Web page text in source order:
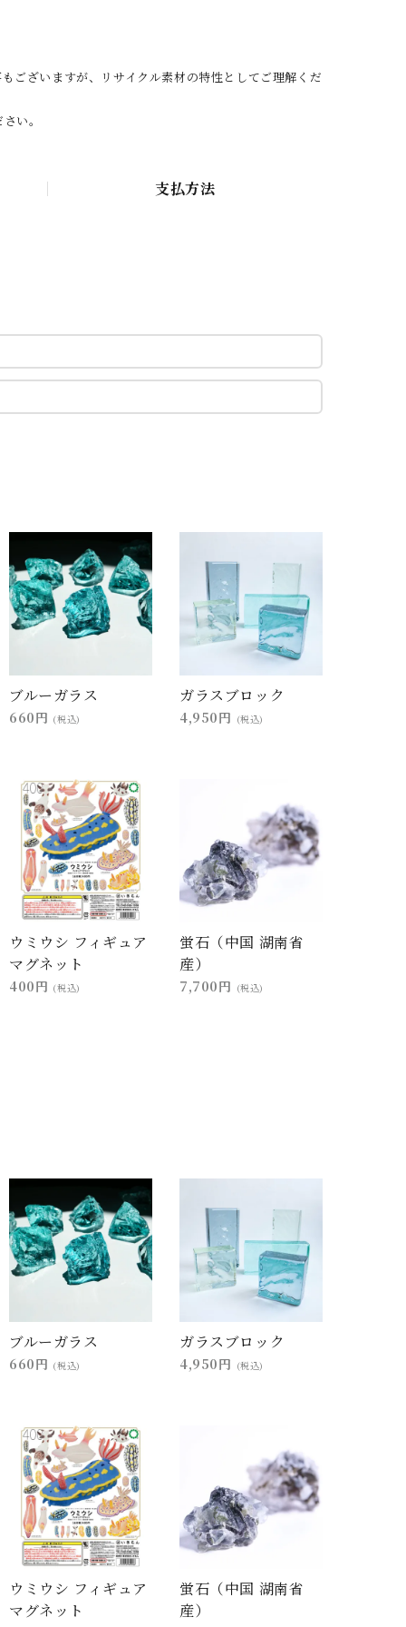
ございますが、リサイクル素材の特性としてご理解くだ
い。
支払方法
ブルーガラス
660円 (税込)
ガラスブロック
4,950円 (税込)
ウミウシ フィギュア
マグネット
400円 (税込)
蛍石（中国 湖南省
産）
7,700円 (税込)
ブルーガラス
660円 (税込)
ガラスブロック
4,950円 (税込)
ウミウシ フィギュア
マグネット
蛍石（中国 湖南省
産）